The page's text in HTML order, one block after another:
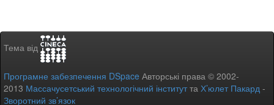
Тема від
Програмне забезпечення DSpace Авторські права © 2002-
2013 Массачусетський технологічний інститутта Х’юлет Пакард -
Зворотний зв’язок